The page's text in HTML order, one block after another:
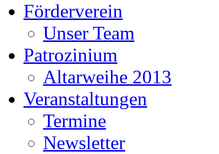
Förderverein
Unser Team
Patrozinium
Altarweihe 2013
Veranstaltungen
Termine
Newsletter